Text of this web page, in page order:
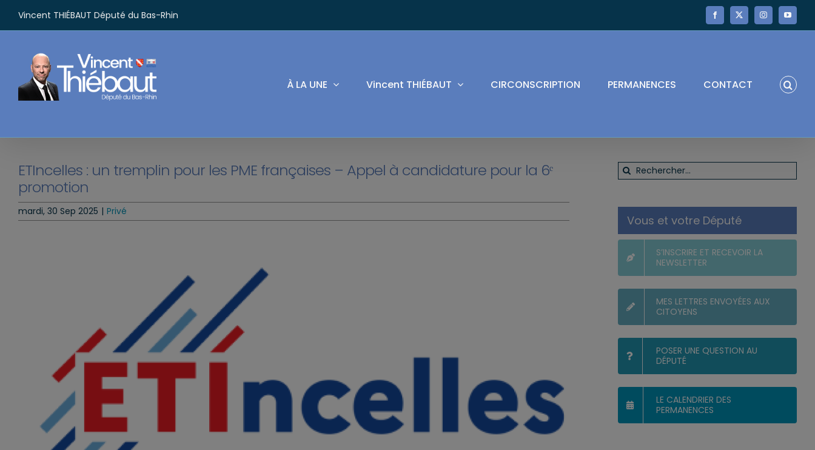
contenu
Vincent THIÉBAUT Député du Bas-Rhin Facebook
X InstagramYouTube
À LA UNE Vincent THIÉBAUT CIRCONSCRIPTION PERMANENCES CONTACT
ETIncelles : un tremplin pour les PME françaises – Appel à candidature pour la 6ᵉ
promotion
mardi, 30 Sep 2025 | Privé
Rechercher:
Vous et votre Député
S’INSCRIRE ET RECEVOIR LA
NEWSLETTER
MES LETTRES ENVOYÉES AUX
CITOYENS
POSER UNE QUESTION AU
DÉPUTÉ
LE CALENDRIER DES
PERMANENCES